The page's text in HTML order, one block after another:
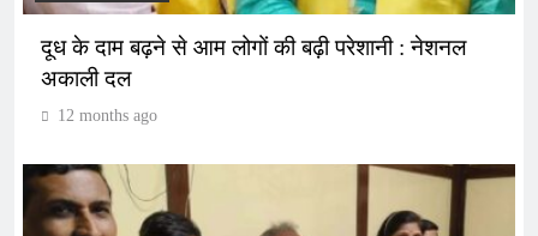
दूध के दाम बढ़ने से आम लोगों की बढ़ी परेशानी : नेशनल
अकाली दल
12 months ago